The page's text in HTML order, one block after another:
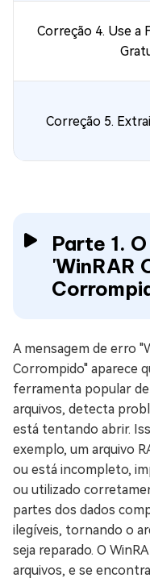
Correção 4. Use a
Correção 5.
Parte 1.
'WinRAR
A mensagem de erro
Corrompido" aparece
ferramenta popular
arquivos, detecta
está tentando abrir.
exemplo, um arquivo
ou está incompleto,
ou utilizado
partes dos dados
ilegíveis, tornando o
seja reparado. O
arquivos, e se